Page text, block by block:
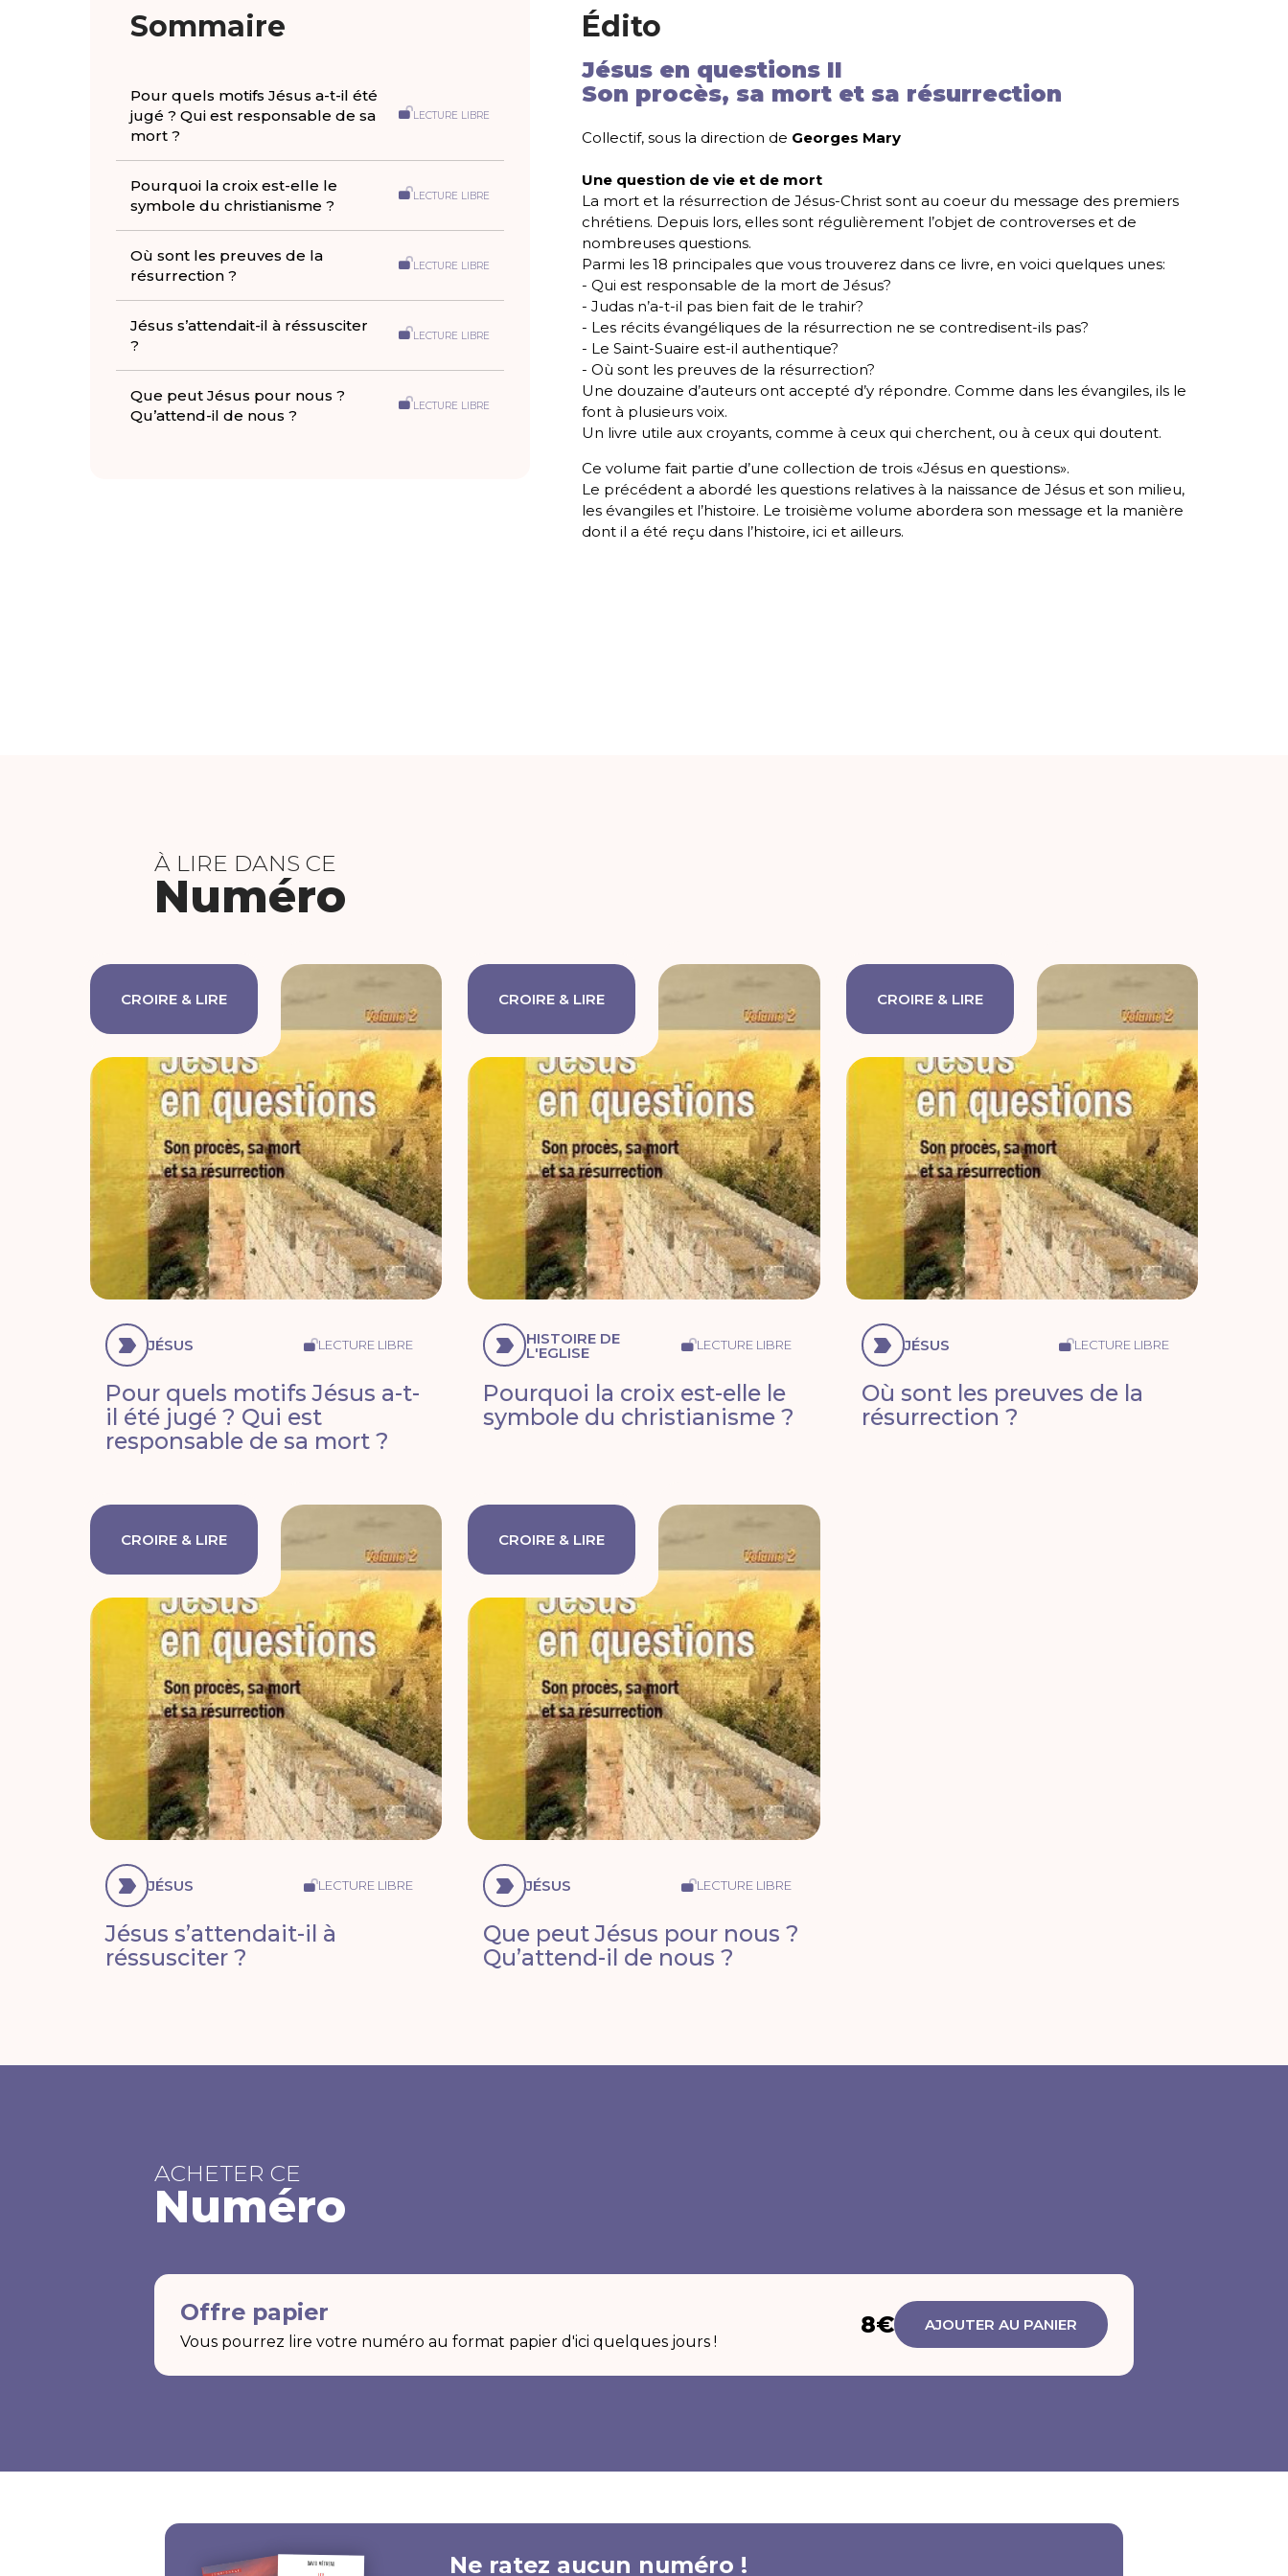
Sommaire
Pour quels motifs Jésus a-t-il été
jugé ? Qui est responsable de sa
mort ?
LECTURE LIBRE
Pourquoi la croix est-elle le
symbole du christianisme ?
LECTURE LIBRE
Où sont les preuves de la
résurrection ?
LECTURE LIBRE
Jésus s’attendait-il à réssusciter
?
LECTURE LIBRE
Que peut Jésus pour nous ?
Qu’attend-il de nous ?
LECTURE LIBRE
Édito
Jésus en questions II
Son procès, sa mort et sa résurrection
Collectif, sous la direction de Georges Mary
Une question de vie et de mort
La mort et la résurrection de Jésus-Christ sont au coeur du message des premiers
chrétiens. Depuis lors, elles sont régulièrement l’objet de controverses et de
nombreuses questions.
Parmi les 18 principales que vous trouverez dans ce livre, en voici quelques unes:
- Qui est responsable de la mort de Jésus?
- Judas n’a-t-il pas bien fait de le trahir?
- Les récits évangéliques de la résurrection ne se contredisent-ils pas?
- Le Saint-Suaire est-il authentique?
- Où sont les preuves de la résurrection?
Une douzaine d’auteurs ont accepté d’y répondre. Comme dans les évangiles, ils le
font à plusieurs voix.
Un livre utile aux croyants, comme à ceux qui cherchent, ou à ceux qui doutent.
Ce volume fait partie d’une collection de trois «Jésus en questions».
Le précédent a abordé les questions relatives à la naissance de Jésus et son milieu,
les évangiles et l’histoire. Le troisième volume abordera son message et la manière
dont il a été reçu dans l’histoire, ici et ailleurs.
À LIRE DANS CE
Numéro
CROIRE & LIRE
JÉSUS LECTURE LIBRE
Pour quels motifs Jésus a-t-
il été jugé ? Qui est
responsable de sa mort ?
CROIRE & LIRE
HISTOIRE DE
L'EGLISE LECTURE LIBRE
Pourquoi la croix est-elle le
symbole du christianisme ?
CROIRE & LIRE
JÉSUS LECTURE LIBRE
Où sont les preuves de la
résurrection ?
CROIRE & LIRE
JÉSUS LECTURE LIBRE
Jésus s’attendait-il à
réssusciter ?
CROIRE & LIRE
JÉSUS LECTURE LIBRE
Que peut Jésus pour nous ?
Qu’attend-il de nous ?
ACHETER CE
Numéro
Offre papier
Vous pourrez lire votre numéro au format papier d'ici quelques jours !
8€ AJOUTER AU PANIER
Ne ratez aucun numéro !